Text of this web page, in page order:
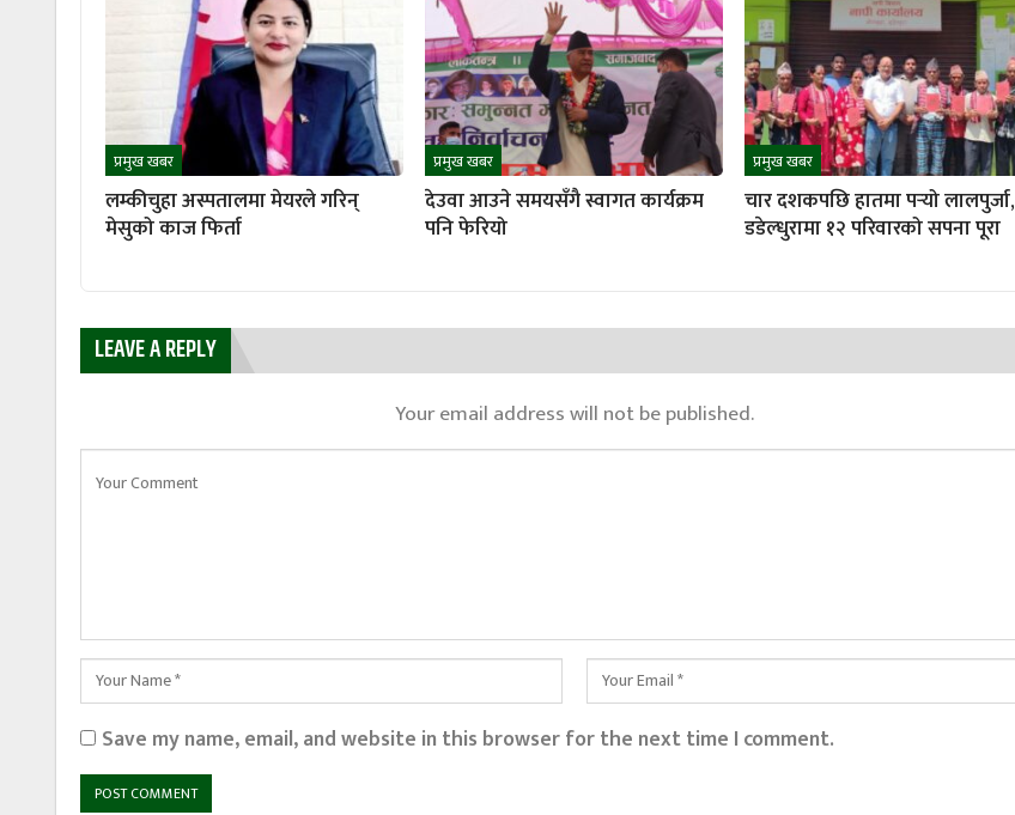
प्रमुख खबर
लम्कीचुहा अस्पतालमा मेयरले गरिन्
मेसुको काज फिर्ता
प्रमुख खबर
देउवा आउने समयसँगै स्वागत कार्यक्रम
पनि फेरियो
प्रमुख खबर
चार दशकपछि हातमा पर्‍यो लालपुर्जा,
डडेल्धुरामा १२ परिवारको सपना पूरा
LEAVE A REPLY
Your email address will not be published.
Save my name, email, and website in this browser for the next time I comment.